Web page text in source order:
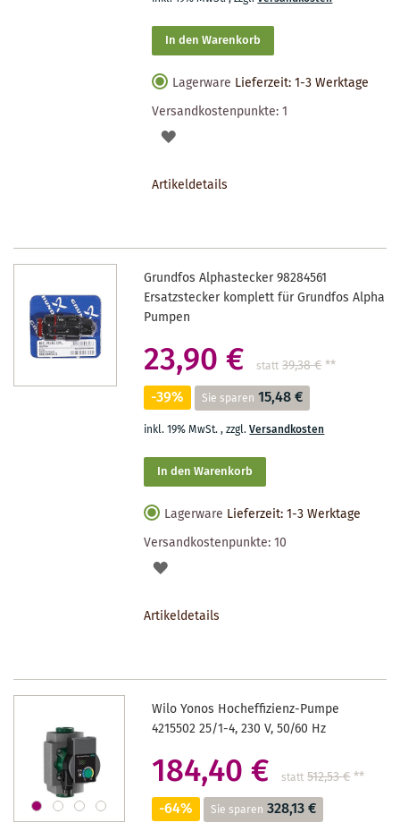
In den Warenkorb
Lagerware Lieferzeit: 1-3 Werktage
Versandkostenpunkte:1
AUF
Artikeldetails
Grundfos Alphastecker 98284561
Ersatzstecker komplett für Grundfos Alpha
Pumpen
23,90 € statt 39,38 €**
-39% Sie sparen 15,48 €
inkl. 19% MwSt.,zzgl.Versandkosten
In den Warenkorb
Lagerware Lieferzeit: 1-3 Werktage
Versandkostenpunkte:10
AUF
Artikeldetails
Wilo Yonos Hocheffizienz-Pumpe
4215502 25/1-4, 230 V, 50/60 Hz
184,40 € statt 512,53 €**
-64% Sie sparen 328,13 €